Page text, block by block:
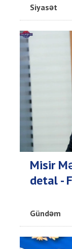
Siyasət
Misir
detal -
Gündəm